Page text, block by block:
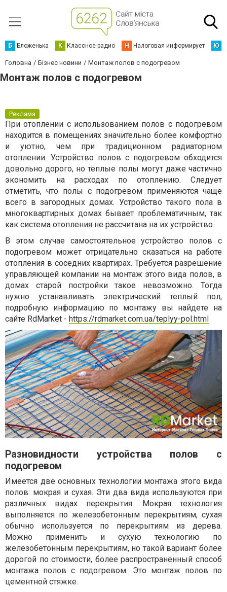
Б Бложенька К Классное радио Н Налоговая информирует Ю
Головна Бізнес новини Монтаж полов с подогревом
Монтаж полов с подогревом
Реклама
При отоплении с использованием полов с подогревом
находится в помещениях значительно более комфортно
и уютно, чем при традиционном радиаторном
отоплении. Устройство полов с подогревом обходится
довольно дорого, но тёплые полы могут даже частично
экономить на расходах по отоплению. Следует
отметить, что полы с подогревом применяются чаще
всего в загородных домах. Устройство такого пола в
многоквартирных домах бывает проблематичным, так
как система отопления не рассчитана на их устройство.
В этом случае самостоятельное устройство полов с
подогревом может отрицательно сказаться на работе
отопления в соседних квартирах. Требуется разрешение
управляющей компании на монтаж этого вида полов, в
домах старой постройки такое невозможно. Тогда
нужно устанавливать электрический теплый пол,
подробную информацию по монтажу вы найдете на
сайте RdMarket - https://rdmarket.com.ua/teplyy-pol.html
Разновидности устройства полов с
подогревом
Имеется две основных технологии монтажа этого вида
полов: мокрая и сухая. Эти два вида используются при
различных видах перекрытия. Мокрая технология
выполняется по железобетонным перекрытиям, сухая
обычно используется по перекрытиям из дерева.
Можно применить и сухую технологию по
железобетонным перекрытиям, но такой вариант более
дорогой по стоимости, более распространённый способ
монтажа полов с подогревом. Это монтаж полов по
цементной стяжке.